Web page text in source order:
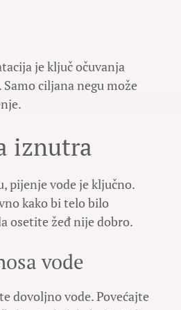
je ključ očuvanja
ciljana negu može
iznutra
pijenje vode je ključno.
kako bi telo bilo
osetite žeđ nije dobro.
vode
dovoljno vode. Povećajte